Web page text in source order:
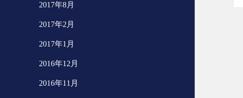
2017年8月
2017年2月
2017年1月
2016年12月
2016年11月